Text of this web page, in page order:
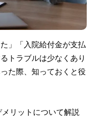
」「入院給付金が支払
トラブルは少なくあり
た際、知っておくと役
リットについて解説